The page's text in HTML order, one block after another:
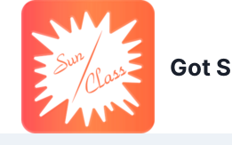
Skip
content
Got